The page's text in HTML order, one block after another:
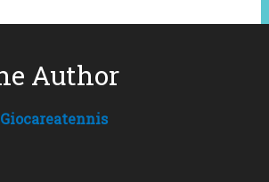
Author
Giocareatennis